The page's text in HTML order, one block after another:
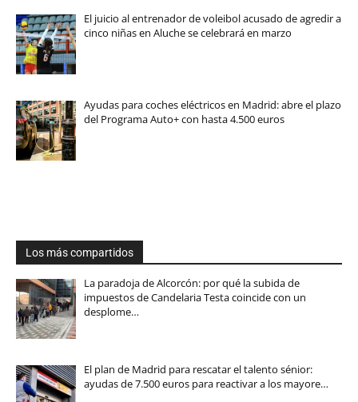
El juicio al entrenador de voleibol acusado de agredir a
cinco niñas en Aluche se celebrará en marzo
Ayudas para coches eléctricos en Madrid: abre el plazo
del Programa Auto+ con hasta 4.500 euros
Los más compartidos
La paradoja de Alcorcón: por qué la subida de
impuestos de Candelaria Testa coincide con un
desplome…
El plan de Madrid para rescatar el talento sénior:
ayudas de 7.500 euros para reactivar a los mayore…